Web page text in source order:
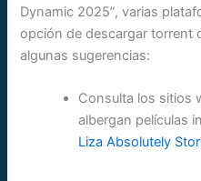
Dynamic 2025”, varias
opción de descargar torrent
algunas sugerencias:
Consulta los sitios
albergan películas
Liza Absolutely